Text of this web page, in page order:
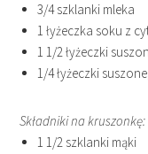
3/4 szklanki mleka
1 łyżeczka soku z
1 1/2 łyżeczki
1/4 łyżeczki
Składniki na kruszonkę:
1 1/2 szklanki mąki